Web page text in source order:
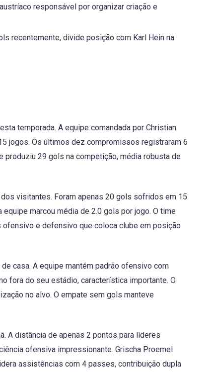
responsável por organizar criação e
recentemente, divide posição com Karl Hein na
temporada. A equipe comandada por Christian
jogos. Os últimos dez compromissos registraram 6
produziu 29 gols na competição, média robusta de
visitantes. Foram apenas 20 gols sofridos em 15
marcou média de 2.0 gols por jogo. O time
e defensivo que coloca clube em posição
casa. A equipe mantém padrão ofensivo com
fora do seu estádio, característica importante. O
no alvo. O empate sem gols manteve
A distância de apenas 2 pontos para líderes
ofensiva impressionante. Grischa Proemel
assistências com 4 passes, contribuição dupla